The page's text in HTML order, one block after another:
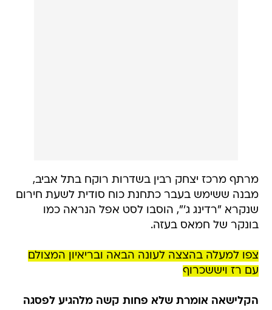
מרתף מרכז יצחק רבין בשדרות רוקח בתל אביב,
מבנה ששימש בעבר כתחנת כוח סודית לשעת חירום
שנקרא "רדינג ג'", הוסבו לסט אפל הנראה כמו
בונקר של חמאס בעזה.
צפו למעלה בהצצה לעונה הבאה ובריאיון המצולם
עם רז ויששכרוף
הקלישאה אומרת שלא פחות קשה מלהגיע לפסגה